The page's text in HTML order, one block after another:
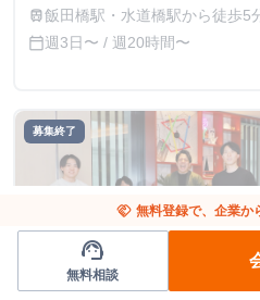
フィス（東京都文京区後楽1-4-
train飯田橋駅・水道橋駅から徒歩5
calendar_today週3日〜 / 週20時間〜
募集終了
handshake 無料登録で、企業か
support_agent
無料相談